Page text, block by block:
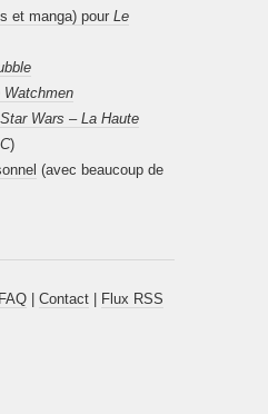
et manga) pour Le
Watchmen
Star Wars – La Haute
)
(avec beaucoup de
| Contact| Flux RSS